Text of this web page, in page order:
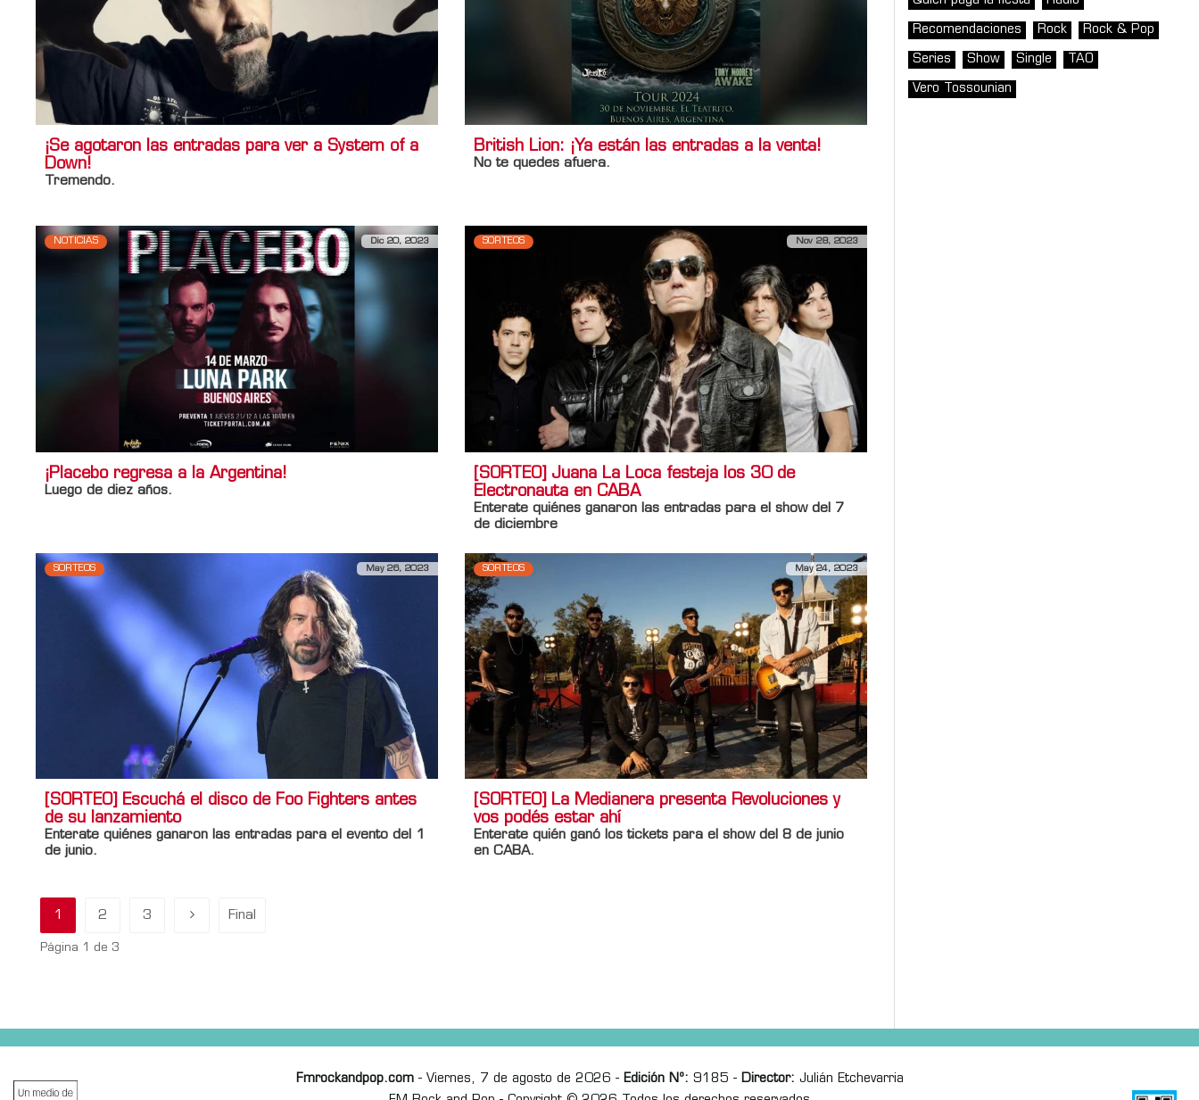
¡Se agotaron las entradas para ver a System of a
Down!
Tremendo.
British Lion: ¡Ya están las entradas a la venta!
No te quedes afuera.
NOTICIAS Dic 20, 2023
¡Placebo regresa a la Argentina!
Luego de diez años.
SORTEOS Nov 28, 2023
[SORTEO] Juana La Loca festeja los 30 de
Electronauta en CABA
Enterate quiénes ganaron las entradas para el show del 7
de diciembre
SORTEOS May 26, 2023
[SORTEO] Escuchá el disco de Foo Fighters antes
de su lanzamiento
Enterate quiénes ganaron las entradas para el evento del 1
de junio.
SORTEOS May 24, 2023
[SORTEO] La Medianera presenta Revoluciones y
vos podés estar ahí
Enterate quién ganó los tickets para el show del 8 de junio
en CABA.
1 2 3 Final
Página 1 de 3
Recomendaciones Rock Rock & Pop
Series Show Single TAO
Vero Tossounian
Fmrockandpop.com- Viernes, 7 de agosto de 2026 - Edición Nº: 9185 - Director: Julián Etchevarria